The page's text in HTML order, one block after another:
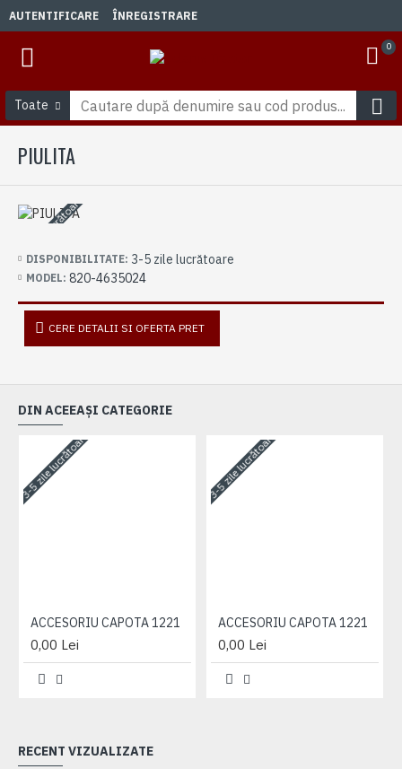
AUTENTIFICARE ÎNREGISTRARE
0
Toate
PIULITA
3-5 zile lucrătoare
DISPONIBILITATE: 3-5 zile lucrătoare
MODEL: 820-4635024
CERE DETALII SI OFERTA PRET
DIN ACEEAȘI CATEGORIE
3-5 zile lucrătoare
ACCESORIU CAPOTA 1221
0,00 Lei
3-5 zile lucrătoare
ACCESORIU CAPOTA 1221
0,00 Lei
RECENT VIZUALIZATE